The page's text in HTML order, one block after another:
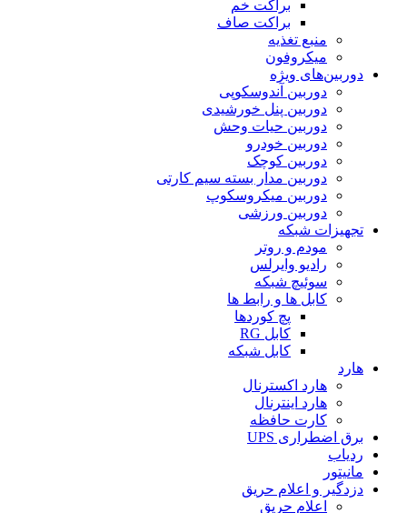
براکت خم
براکت صاف
منبع تغذیه
میکروفون
دوربین‌های ویژه
دوربین آندوسکوپی
دوربین پنل خورشیدی
دوربین حیات وحش
دوربین خودرو
دوربین کوچک
دوربین مدار بسته سیم کارتی
دوربین میکروسکوپ
دوربین ورزشی
تجهیزات شبکه
مودم و روتر
رادیو وایرلس
سوئیچ شبکه
کابل ها و رابط ها
پچ کوردها
کابل RG
کابل شبکه
هارد
هارد اکسترنال
هارد اینترنال
کارت حافظه
برق اضطراری UPS
ردیاب
مانیتور
دزدگیر و اعلام حریق
اعلام حریق